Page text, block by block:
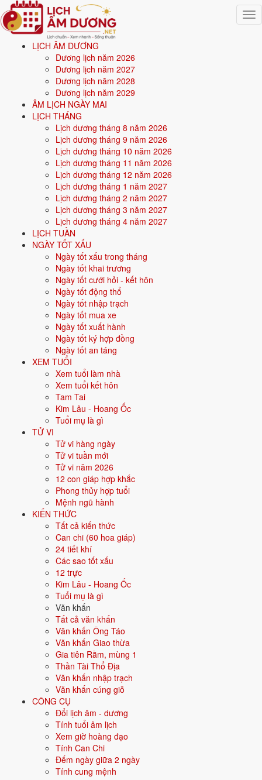
LỊCH ÂM DƯƠNG
Dương lịch năm 2026
Dương lịch năm 2027
Dương lịch năm 2028
Dương lịch năm 2029
ÂM LỊCH NGÀY MAI
LỊCH THÁNG
Lịch dương tháng 8 năm 2026
Lịch dương tháng 9 năm 2026
Lịch dương tháng 10 năm 2026
Lịch dương tháng 11 năm 2026
Lịch dương tháng 12 năm 2026
Lịch dương tháng 1 năm 2027
Lịch dương tháng 2 năm 2027
Lịch dương tháng 3 năm 2027
Lịch dương tháng 4 năm 2027
LỊCH TUẦN
NGÀY TỐT XẤU
Ngày tốt xấu trong tháng
Ngày tốt khai trương
Ngày tốt cưới hỏi - kết hôn
Ngày tốt động thổ
Ngày tốt nhập trạch
Ngày tốt mua xe
Ngày tốt xuất hành
Ngày tốt ký hợp đồng
Ngày tốt an táng
XEM TUỔI
Xem tuổi làm nhà
Xem tuổi kết hôn
Tam Tai
Kim Lâu - Hoang Ốc
Tuổi mụ là gì
TỬ VI
Tử vi hàng ngày
Tử vi tuần mới
Tử vi năm 2026
12 con giáp hợp khắc
Phong thủy hợp tuổi
Mệnh ngũ hành
KIẾN THỨC
Tất cả kiến thức
Can chi (60 hoa giáp)
24 tiết khí
Các sao tốt xấu
12 trực
Kim Lâu - Hoang Ốc
Tuổi mụ là gì
Văn khấn
Tất cả văn khấn
Văn khấn Ông Táo
Văn khấn Giao thừa
Gia tiên Rằm, mùng 1
Thần Tài Thổ Địa
Văn khấn nhập trạch
Văn khấn cúng giỗ
CÔNG CỤ
Đổi lịch âm - dương
Tính tuổi âm lịch
Xem giờ hoàng đạo
Tính Can Chi
Đếm ngày giữa 2 ngày
Tính cung mệnh
Trang chủ
Mệnh ngũ hành
Sinh năm 1991
Sinh năm1991mệnh gì? Tân Mùi Lộ Bàng Thổ - mệnh
Thổ
Người sinh năm1991là tuổiTân Mùi(con Dê), nạp âm
Đất đường đi, mệnhThổ. Năm2026 36 tuổi mụ
Sinh năm 1991(Tân Mùi, con Dê) thuộc mệnh
Màu hợp:Vàng đất, Nâu, Be.
Đông Bắc.
Vận khí khi sinh:Vận 7 Thất Xích Kim (1984-2003) - Tài chính, giao
2026: 36 tuổi mụ, năm Bính Ngọ - Lục hợp.
Sinh năm 1991 là tuổi gì, mệnh gì?
Người sinh năm1991là tuổiTân Mùi
mệnhThổ. Màu hợp gồm Vàng đất, Nâu, Be; hướng hợp là Trung tâm,
Tây Nam, Đông Bắc. Bảng dưới đây tóm tắt 10 chỉ số cốt lõi:
Năm sinh dương
Can chi
Mùi - Con Dê
Lộ Bàng Thổ
Mệnh ngũ hành ⛰️Thổ
Vàng đất
Hướng hợp Trung tâm, Tây Nam, Đông Bắc
Hành tương sinh Hỏa (Hỏa sinh Thổ); Kim (Thổ sinh Kim)
Hành tương khắc
Thủy)
Tuổi năm 2026 36 tuổi mụ / 35 tuổi dương - Trưởng thành
Ý nghĩa nạp âm Lộ Bàng Thổ
Người sinh năm1991mang nạp âm
Đất đường đi. Đây là một trong các nạp âm thuộc hành
vòng 60 hoa giáp.
Tượng trưng cho đất, sự ổn định, vững chắc. Người mệnh Thổ trung
thực, kiên định, đáng tin.
Tìm hiểu chi tiết nạp âm Lộ Bàng Thổ: màu hợp, hướng tốt, năm sinh,
tương sinh tương khắc →